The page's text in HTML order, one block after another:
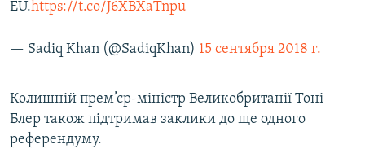
EU.https://t.co/J6XBXaTnpu
— Sadiq Khan (@SadiqKhan) 15 сентября 2018 г.
Колишній прем’єр-міністр Великобританії Тоні
Блер також підтримав заклики до ще одного
референдуму.